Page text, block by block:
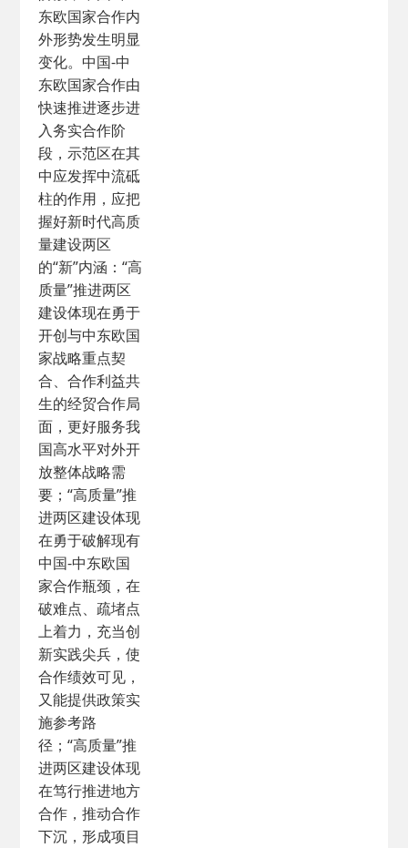
东欧国家合作内
外形势发生明显
变化。中国-中
东欧国家合作由
快速推进逐步进
入务实合作阶
段，示范区在其
中应发挥中流砥
柱的作用，应把
握好新时代高质
量建设两区
的“新”内涵：“高
质量”推进两区
建设体现在勇于
开创与中东欧国
家战略重点契
合、合作利益共
生的经贸合作局
面，更好服务我
国高水平对外开
放整体战略需
要；“高质量”推
进两区建设体现
在勇于破解现有
中国-中东欧国
家合作瓶颈，在
破难点、疏堵点
上着力，充当创
新实践尖兵，使
合作绩效可见，
又能提供政策实
施参考路
径；“高质量”推
进两区建设体现
在笃行推进地方
合作，推动合作
下沉，形成项目